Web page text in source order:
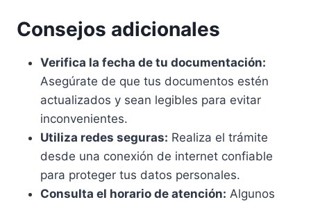
Consejos adicionales
Verifica la fecha de tu documentación:
Asegúrate de que tus documentos estén
actualizados y sean legibles para evitar
inconvenientes.
Utiliza redes seguras: Realiza el trámite
desde una conexión de internet confiable
para proteger tus datos personales.
Consulta el horario de atención: Algunos